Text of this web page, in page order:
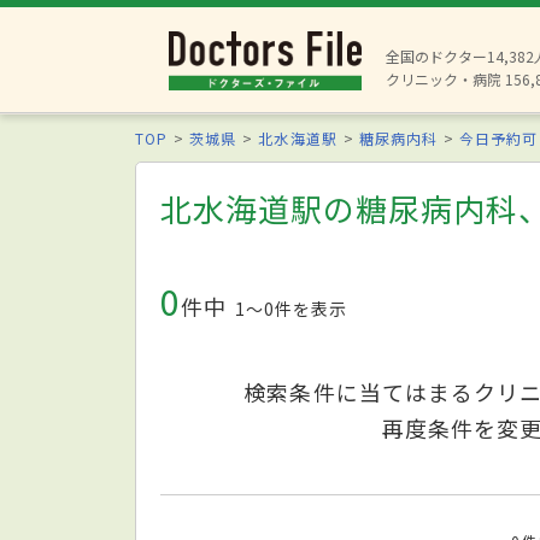
全国のドクター14,382
クリニック・病院
TOP 茨城県 北水海道駅 糖尿病内科 今日予約可
北水海道駅の糖尿病内科
0件中 1〜0件を表示
検索条件に当てはまるクリ
再度条件を変